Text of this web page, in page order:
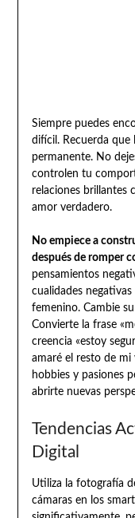
Siempre puedes
difícil. Recuerda que
permanente. No
controlen tu
relaciones brillantes
amor verdadero.
No empiece a
después de romper
pensamientos
cualidades
femenino. Cambie
Convierte la frase
creencia «estoy
amaré el resto de
hobbies y pasiones
abrirte nuevas
Tendencias
Digital
Utiliza la fotografía
cámaras en los